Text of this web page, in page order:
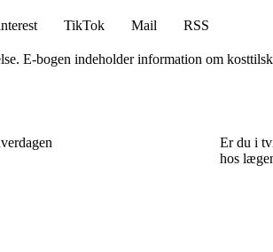
TikTok Mail
RSS
E-bogen indeholder information om
Er du i
hos